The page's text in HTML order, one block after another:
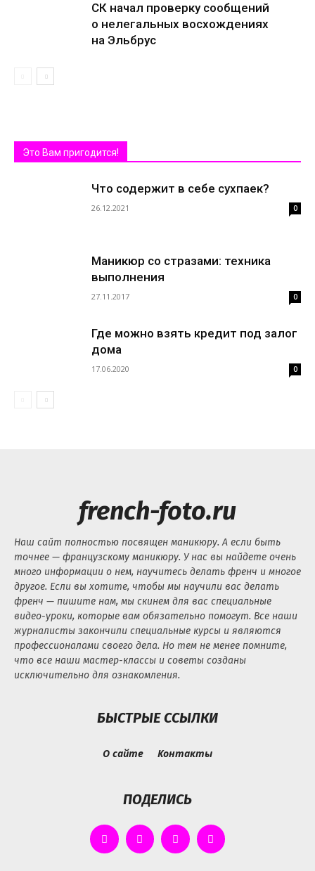
СК начал проверку сообщений
о нелегальных восхождениях
на Эльбрус
Это Вам пригодится!
Что содержит в себе сухпаек?
26.12.2021 0
Маникюр со стразами: техника
выполнения
27.11.2017 0
Где можно взять кредит под залог
дома
17.06.2020 0
french-foto.ru
Наш сайт полностью посвящен маникюру. А если быть
точнее — французскому маникюру. У нас вы найдете очень
много информации о нем, научитесь делать френч и многое
другое. Если вы хотите, чтобы мы научили вас делать
френч — пишите нам, мы скинем для вас специальные
видео-уроки, которые вам обязательно помогут. Все наши
журналисты закончили специальные курсы и являются
профессионалами своего дела. Но тем не менее помните,
что все наши мастер-классы и советы созданы
исключительно для ознакомления.
БЫСТРЫЕ ССЫЛКИ
О сайте Контакты
ПОДЕЛИСЬ